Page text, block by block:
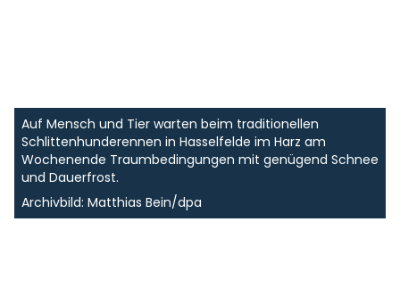
Auf Mensch und Tier warten beim traditionellen
Schlittenhunderennen in Hasselfelde im Harz am
Wochenende Traumbedingungen mit genügend Schnee
und Dauerfrost.
Archivbild: Matthias Bein/dpa